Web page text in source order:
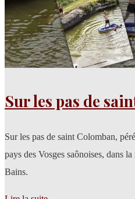
Sur les pas de
Sur les pas de saint Colomban,
pays des Vosges saônoises, dans
Bains.